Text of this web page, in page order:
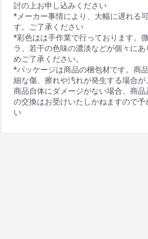
討の上お申し込みください
*メーカー事情により、大幅に遅れる
す。ご了承ください
*彩色はは手作業で行っております。
ラ、若干の色味の濃淡などが個々に
めご了承ください。
*パッケージは商品の梱包材です。商
細な傷、擦れや汚れが発生する場合が
商品自体にダメージがない場合、商品
の交換はお受けいたしかねますので予
い